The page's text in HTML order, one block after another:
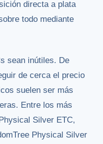
directa a plata
todo mediante
sean inútiles. De
de cerca el precio
suelen ser más
Entre los más
Silver ETC,
Physical Silver